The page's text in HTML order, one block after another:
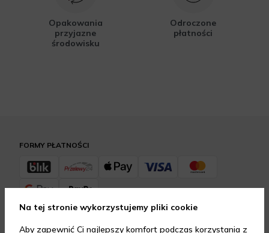
Opakowania
przyjazne
środowisku
Odroczone
płatności
FORMY DOSTAWY
FORMY PŁATNOŚCI
Na tej stronie wykorzystujemy pliki cookie
Aby zapewnić Ci najlepszy komfort podczas korzystania z